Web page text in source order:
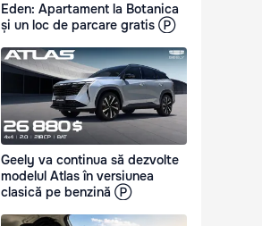
Eden: Apartament la Botanica
și un loc de parcare gratis Ⓟ
Geely va continua să dezvolte
modelul Atlas în versiunea
clasică pe benzină Ⓟ